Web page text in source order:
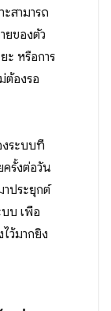
สามารถ
ยของตัว
ะ หรือการ
ต้องรอ
งระบบที่
รั้งต่อวัน
ประยุกต์
บ เพื่อ
ว้มากยิ่ง